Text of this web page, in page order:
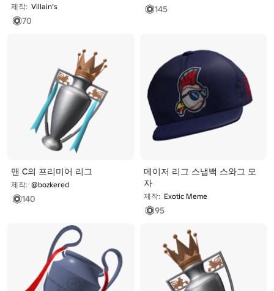
제작: Villain’s
70
145
맨 C의 프리미어 리그
제작: @bozkered
140
메이저 리그 스냅백 스와그 모
자
제작: Exotic Meme
95